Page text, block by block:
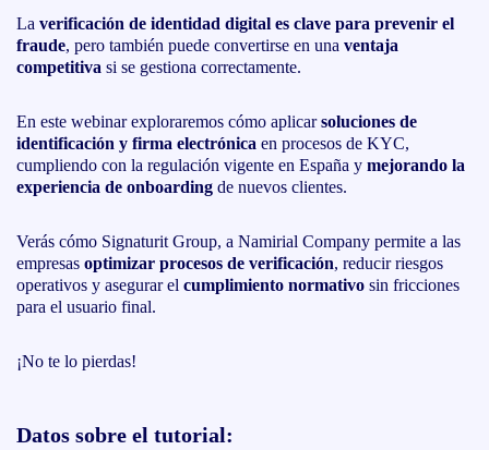
La verificación de identidad digital es clave para prevenir el
fraude, pero también puede convertirse en una ventaja
competitiva si se gestiona correctamente.
En este webinar exploraremos cómo aplicarsoluciones de
identificación y firma electrónica en procesos de KYC,
cumpliendo con la regulación vigente en España y mejorando la
experiencia de onboarding de nuevos clientes.
Verás cómo Signaturit Group, a Namirial Company permite a las
empresas optimizar procesos de verificación, reducir riesgos
operativos y asegurar el cumplimiento normativo sin fricciones
para el usuario final.
¡No te lo pierdas!
Datos sobre el tutorial: